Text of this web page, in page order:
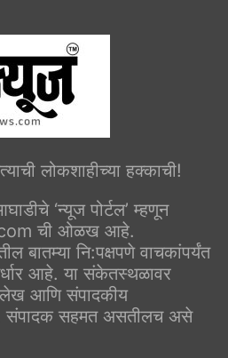
लोकशाहीच्या हक्काची!
‘न्यूज पोर्टल’ म्हणून
ची ओळख आहे.
बातम्या नि:पक्षपणे वाचकांपर्यंत
आहे. या संकेतस्थळावर
लेख आणि संपादकीय
संपादक सहमत असतीलच असे